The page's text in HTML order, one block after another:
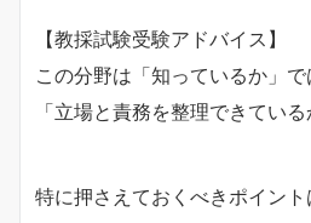
【教採試験受験アドバイス】
この分野は「知っているか」で
「立場と責務を整理できている
特に押さえておくべきポイント